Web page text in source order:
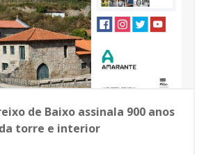
de Baixo assinala 900 anos
torre e interior